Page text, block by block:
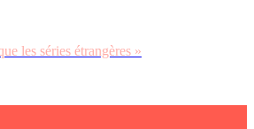
les séries étrangères »